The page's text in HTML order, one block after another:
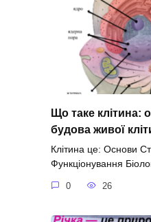
Що таке клітина:
будова живої
Клітина це: Основи
Функціонування
0 26